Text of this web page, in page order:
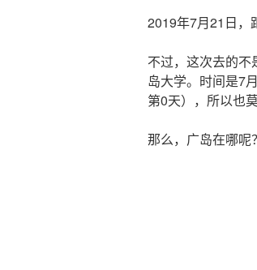
2019年7月21日，
不过，这次去的
岛大学。时间是7
第0天），所以也
那么，广岛在哪呢